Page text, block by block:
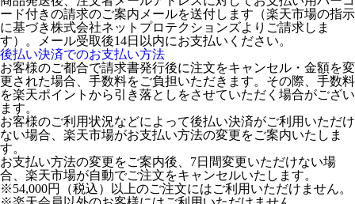
ード付きの請求のご案内メールを送付します（楽天市場の指示
に基づき株式会社ネットプロテクションズよりご請求しま
す）。メール受取後14日以内にお支払いください。
後払い決済でのお支払い方法
お客様のご都合で請求書発行後に注文をキャンセル・金額を変
更された場合、手数料をご負担いただきます。その際、手数料
を楽天ポイントから引き落としをさせていただく場合がござい
ます。
お客様のご利用状況などによって後払い決済がご利用いただけ
ない場合、楽天市場がお支払い方法の変更をご案内いたしま
す。
お支払い方法の変更をご案内後、7日間変更いただけない場
合、楽天市場が自動でご注文をキャンセルいたします。
※54,000円（税込）以上のご注文にはご利用いただけません。